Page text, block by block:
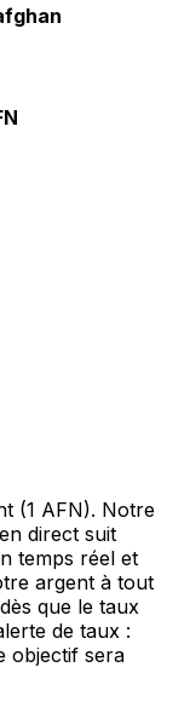
(1 AFN). Notre
direct suit
temps réel et
argent à tout
que le taux
de taux :
objectif sera